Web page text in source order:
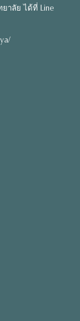
าลัย ได้ที่ Line